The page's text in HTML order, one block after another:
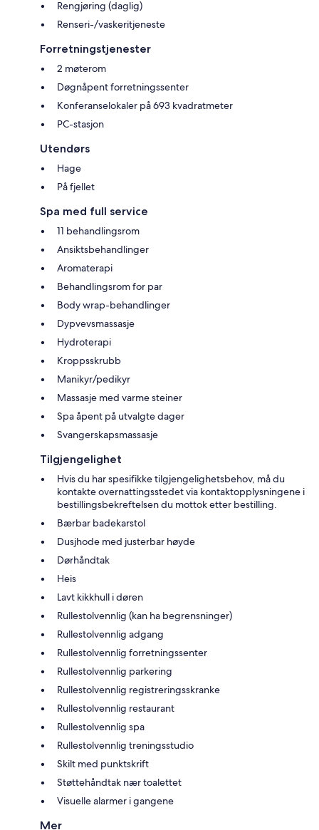
Rengjøring (daglig)
Renseri-/vaskeritjeneste
Forretningstjenester
2 møterom
Døgnåpent forretningssenter
Konferanselokaler på 693 kvadratmeter
PC-stasjon
Utendørs
Hage
På fjellet
Spa med full service
11 behandlingsrom
Ansiktsbehandlinger
Aromaterapi
Behandlingsrom for par
Body wrap-behandlinger
Dypvevsmassasje
Hydroterapi
Kroppsskrubb
Manikyr/pedikyr
Massasje med varme steiner
Spa åpent på utvalgte dager
Svangerskapsmassasje
Tilgjengelighet
Hvis du har spesifikke tilgjengelighetsbehov, må du
kontakte overnattingsstedet via kontaktopplysningene i
bestillingsbekreftelsen du mottok etter bestilling.
Bærbar badekarstol
Dusjhode med justerbar høyde
Dørhåndtak
Heis
Lavt kikkhull i døren
Rullestolvennlig (kan ha begrensninger)
Rullestolvennlig adgang
Rullestolvennlig forretningssenter
Rullestolvennlig parkering
Rullestolvennlig registreringsskranke
Rullestolvennlig restaurant
Rullestolvennlig spa
Rullestolvennlig treningsstudio
Skilt med punktskrift
Støttehåndtak nær toalettet
Visuelle alarmer i gangene
Mer